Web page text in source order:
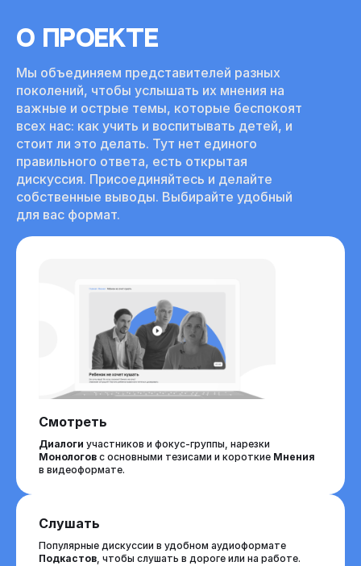
толерантности, цифровой социализации, интернет-
безопасности детей и подростков.
О ПРОЕКТЕ
Мы объединяем представителей разных
поколений, чтобы услышать их мнения на
важные и острые темы, которые беспокоят
всех нас: как учить и воспитывать детей, и
стоит ли это делать. Тут нет единого
правильного ответа, есть открытая
дискуссия. Присоединяйтесь и делайте
собственные выводы. Выбирайте удобный
для вас формат.
Смотреть
Диалоги участников и фокус-группы, нарезки
Монологов с основными тезисами и короткие Мнения
в видеоформате.
Слушать
Популярные дискуссии в удобном аудиоформате
Подкастов, чтобы слушать в дороге или на работе.